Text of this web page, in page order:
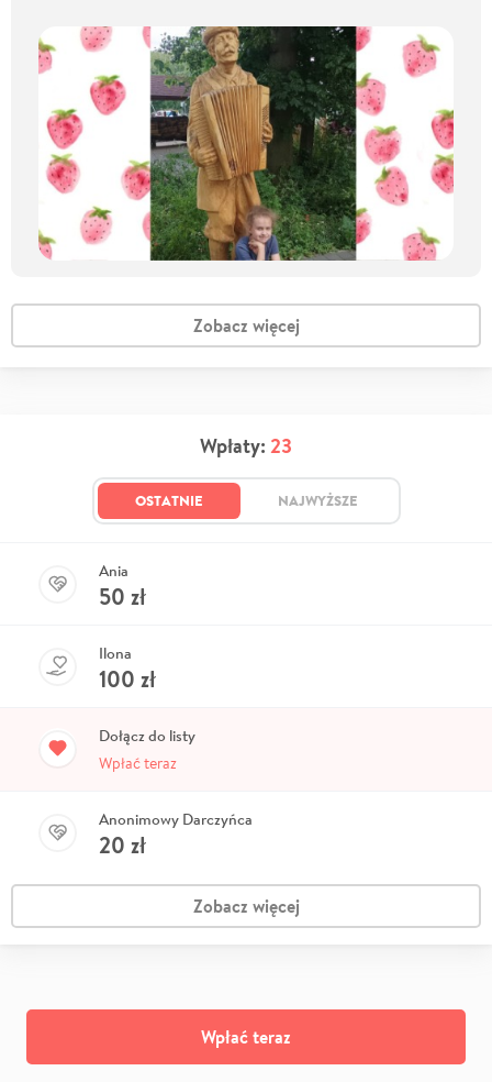
Zobacz więcej
Wpłaty: 23
OSTATNIE NAJWYŻSZE
Ania
50 zł
Ilona
100 zł
Dołącz do listy
Wpłać teraz
Anonimowy Darczyńca
20 zł
Zobacz więcej
Wpłać teraz